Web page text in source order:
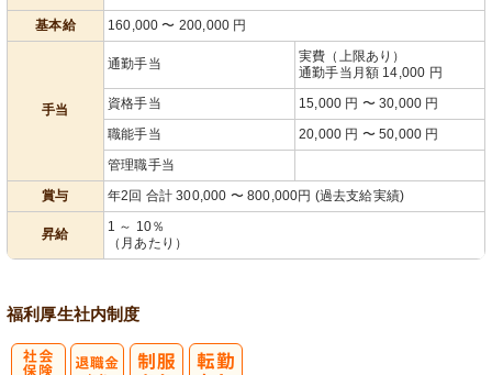
基本給 160,000 〜 200,000 円
手当
通勤手当
実費（上限あり）
通勤手当月額 14,000 円
資格手当
15,000 円 〜 30,000 円
職能手当
20,000 円 〜 50,000 円
管理職手当
賞与
年2回 合計 300,000 〜 800,000円 (過去支給実績)
昇給
1 ～ 10％
（月あたり）
福利厚生社内制度